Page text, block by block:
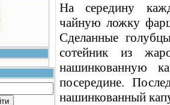
На середину
чайную ложку
Сделанные
сотейник из
нашинкованную
посередине.
нашинкованный